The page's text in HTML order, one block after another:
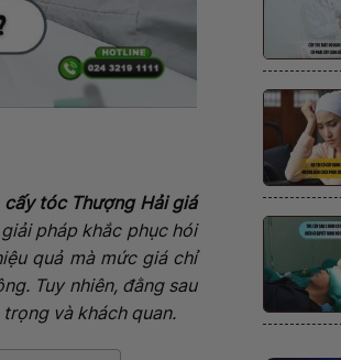
cấy tóc Thượng Hải giá
pháp khắc phục hói
quả mà mức giá chỉ
Tuy nhiên, đằng sau
và khách quan.